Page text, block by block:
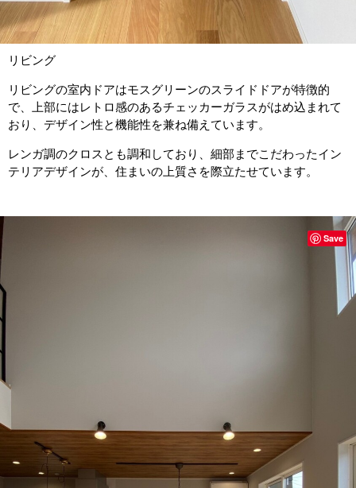
リビング
リビングの室内ドアはモスグリーンのスライドドアが特徴的
で、上部にはレトロ感のあるチェッカーガラスがはめ込まれて
おり、デザイン性と機能性を兼ね備えています。
レンガ調のクロスとも調和しており、細部までこだわったイン
テリアデザインが、住まいの上質さを際立たせています。
Save